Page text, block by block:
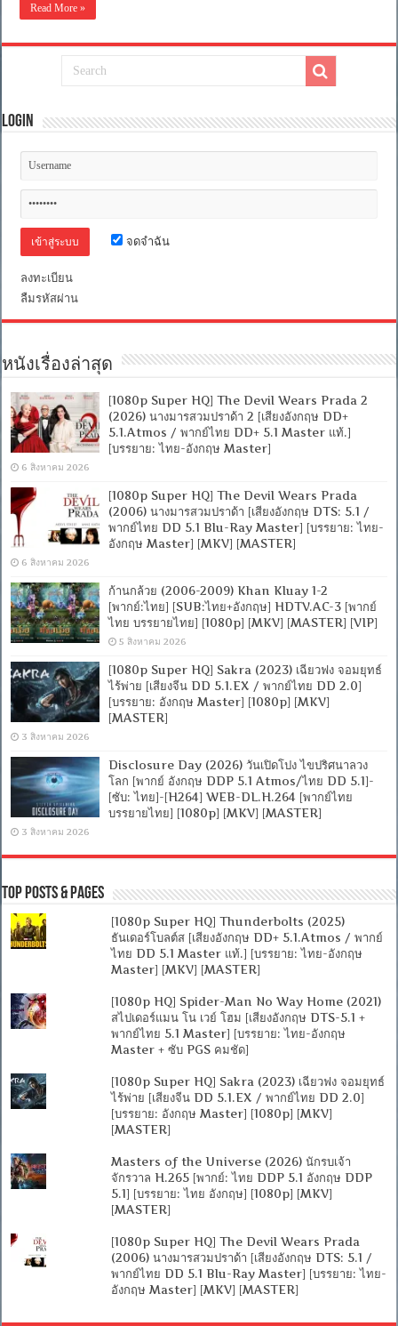
1080p
Starship
Traitor
of
สงคราม
ขา
ไทย
+
อังกฤษ]
[MASTER]
[ONE2UP]
Read More »
Login
จดจำฉัน
ลงทะเบียน
ลืมรหัสผ่าน
หนังเรื่องล่าสุด
[1080p Super HQ] The Devil Wears Prada 2
(2026) นางมารสวมปราด้า 2 [เสียงอังกฤษ DD+
5.1.Atmos / พากย์ไทย DD+ 5.1 Master แท้.]
[บรรยาย: ไทย-อังกฤษ Master]
6 สิงหาคม 2026
[1080p Super HQ] The Devil Wears Prada
(2006) นางมารสวมปราด้า [เสียงอังกฤษ DTS: 5.1 /
พากย์ไทย DD 5.1 Blu-Ray Master] [บรรยาย: ไทย-
อังกฤษ Master] [MKV] [MASTER]
6 สิงหาคม 2026
ก้านกล้วย (2006-2009) Khan Kluay 1-2
[พากย์:ไทย] [SUB:ไทย+อังกฤษ] HDTV.AC-3 [พากย์
ไทย บรรยายไทย] [1080p] [MKV] [MASTER] [VIP]
5 สิงหาคม 2026
[1080p Super HQ] Sakra (2023) เฉียวฟง จอมยุทธ์
ไร้พ่าย [เสียงจีน DD 5.1.EX / พากย์ไทย DD 2.0]
[บรรยาย: อังกฤษ Master] [1080p] [MKV]
[MASTER]
3 สิงหาคม 2026
Disclosure Day (2026) วันเปิดโปง ไขปริศนาลวง
โลก [พากย์ อังกฤษ DDP 5.1 Atmos/ไทย DD 5.1]-
[ซับ: ไทย]-[H264] WEB-DL.H.264 [พากย์ไทย
บรรยายไทย] [1080p] [MKV] [MASTER]
3 สิงหาคม 2026
Top Posts & Pages
[1080p Super HQ] Thunderbolts (2025)
ธันเดอร์โบลต์ส [เสียงอังกฤษ DD+ 5.1.Atmos / พากย์
ไทย DD 5.1 Master แท้.] [บรรยาย: ไทย-อังกฤษ
Master] [MKV] [MASTER]
[1080p HQ] Spider-Man No Way Home (2021)
สไปเดอร์แมน โน เวย์ โฮม [เสียงอังกฤษ DTS-5.1 +
พากย์ไทย 5.1 Master] [บรรยาย: ไทย-อังกฤษ
Master + ซับ PGS คมชัด]
[1080p Super HQ] Sakra (2023) เฉียวฟง จอมยุทธ์
ไร้พ่าย [เสียงจีน DD 5.1.EX / พากย์ไทย DD 2.0]
[บรรยาย: อังกฤษ Master] [1080p] [MKV]
[MASTER]
Masters of the Universe (2026) นักรบเจ้า
จักรวาล H.265 [พากย์: ไทย DDP 5.1 อังกฤษ DDP
5.1] [บรรยาย: ไทย อังกฤษ] [1080p] [MKV]
[MASTER]
[1080p Super HQ] The Devil Wears Prada
(2006) นางมารสวมปราด้า [เสียงอังกฤษ DTS: 5.1 /
พากย์ไทย DD 5.1 Blu-Ray Master] [บรรยาย: ไทย-
อังกฤษ Master] [MKV] [MASTER]